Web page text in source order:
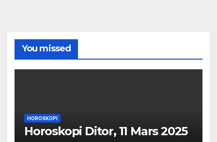
You missed
HOROSKOPI
Horoskopi Ditor, 11 Mars 2025